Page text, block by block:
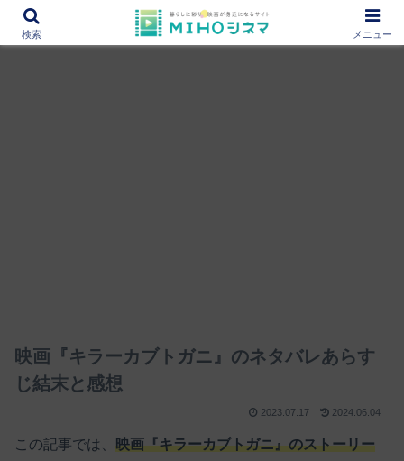
12000作品を紹介！あなたの映画図書館『MIHOシネマ』
映画『キラーカブトガニ』のネタバレあらす
じ結末と感想
2023.07.17 2024.06.04
この記事では、 映画『キラーカブトガニ』のストーリー
検索 メニュー